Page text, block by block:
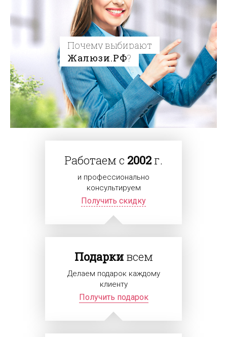
Почему выбирают
Жалюзи.РФ?
Работаем с 2002 г.
и профессионально
консультируем
Получить скидку
Подаркивсем
Делаем подарок каждому
клиенту
Получить подарок